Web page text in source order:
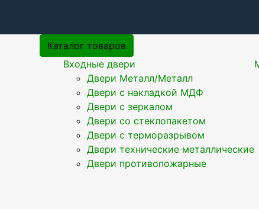
Каталог товаров
Входные двери
Двери Металл/Металл
Двери с накладкой МДФ
Двери с зеркалом
Двери со стеклопакетом
Двери с терморазрывом
Двери технические металлические
Двери противопожарные